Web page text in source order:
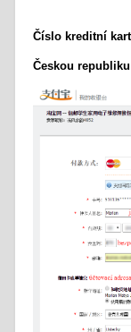
Číslo kreditní
Českou